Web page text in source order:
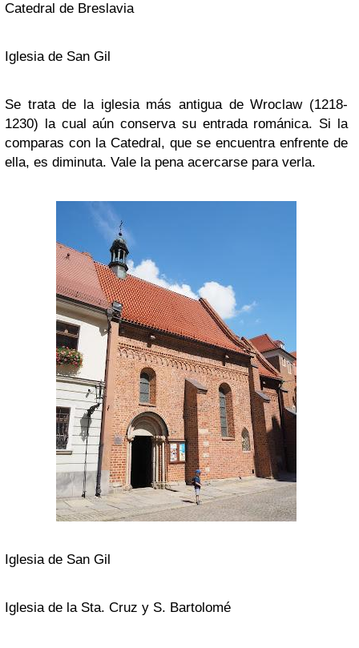
Catedral de Breslavia
Iglesia de San Gil
Se trata de la iglesia más antigua de Wroclaw (1218-
1230) la cual aún conserva su entrada románica. Si la
comparas con la Catedral, que se encuentra enfrente de
ella, es diminuta. Vale la pena acercarse para verla.
Iglesia de San Gil
Iglesia de la Sta. Cruz y S. Bartolomé